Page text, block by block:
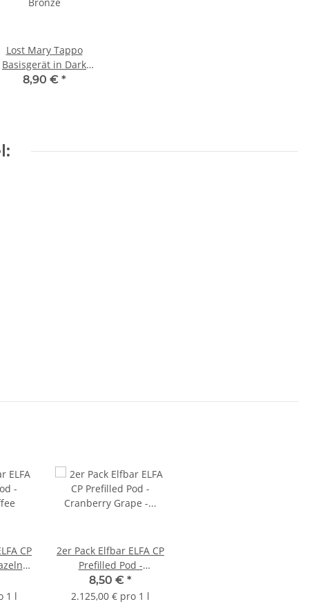
Lost Mary Tappo
Basisgerät in Dark
Bronze
8,90 € *
CP
1 l
2er Pack Elfbar ELFA CP
Prefilled Pod -
Cranberry Grape -
Auslaufartikel
8,50 € *
2.125,00 € pro 1 l